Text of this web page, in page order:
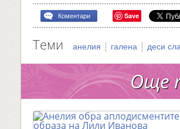
Коментари Save
Теми анелия | галена | деси
Още